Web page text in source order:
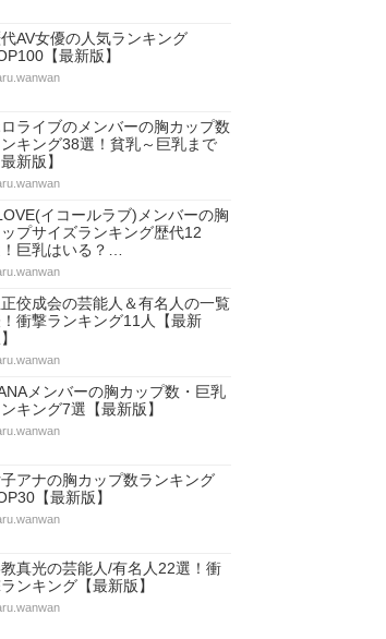
AV女優の人気ランキング
【最新版】
ライブのメンバーの胸カップ数
キング38選！貧乳～巨乳まで
最新版】
イコールラブ)メンバーの胸
プサイズランキング歴代12
巨乳はいる？…
佼成会の芸能人＆有名人の一覧
衝撃ランキング11人【最新
メンバーの胸カップ数・巨乳
キング7選【最新版】
アナの胸カップ数ランキング
【最新版】
真光の芸能人/有名人22選！衝
ンキング【最新版】